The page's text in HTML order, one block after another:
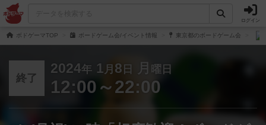
ログイン
ボドゲーマTOP ボードゲーム会/イベント情報 東京都のボードゲーム会
終了
2024年 1 月 8 日 月 曜日
12:00～22:00